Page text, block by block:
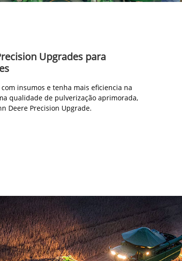
Upgrades para
com insumos e tenha mais eficiencia na
qualidade de pulverização aprimorada,
Deere Precision Upgrade.